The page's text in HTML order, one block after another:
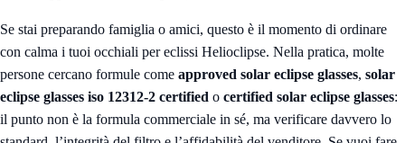
Se stai preparando famiglia o amici, questo è il momento di ordinare
con calma i tuoi occhiali per eclissi Helioclipse. Nella pratica, molte
persone cercano formule come approved solar eclipse glasses, solar
eclipse glasses iso 12312-2 certified o certified solar eclipse glasses:
il punto non è la formula commerciale in sé, ma verificare davvero lo